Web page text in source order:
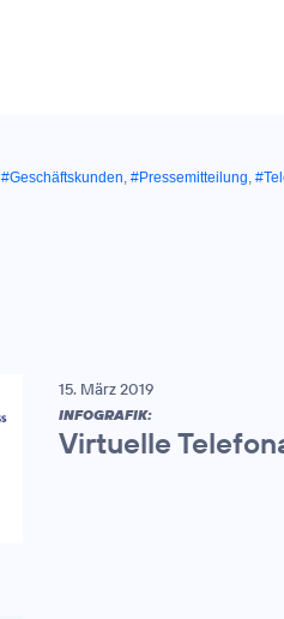
#Geschäftskunden, #Pressemitteilung,
15. März 2019
INFOGRAFIK:
Virtuelle